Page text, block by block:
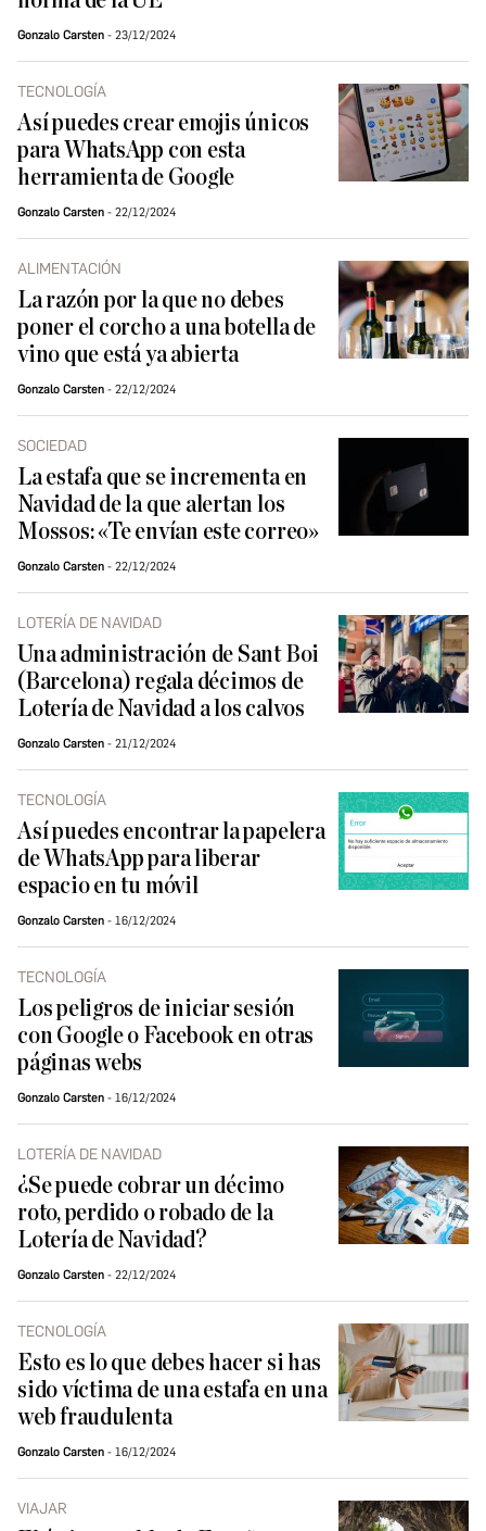
Gonzalo Carsten 23/12/2024
TECNOLOGÍA
Así puedes crear emojis únicos
para WhatsApp con esta
herramienta de Google
Gonzalo Carsten 22/12/2024
ALIMENTACIÓN
La razón por la que no debes
poner el corcho a una botella de
vino que está ya abierta
Gonzalo Carsten 22/12/2024
SOCIEDAD
La estafa que se incrementa en
Navidad de la que alertan los
Mossos: «Te envían este correo»
Gonzalo Carsten 22/12/2024
LOTERÍA DE NAVIDAD
Una administración de Sant Boi
(Barcelona) regala décimos de
Lotería de Navidad a los calvos
Gonzalo Carsten 21/12/2024
TECNOLOGÍA
Así puedes encontrar la papelera
de WhatsApp para liberar
espacio en tu móvil
Gonzalo Carsten 16/12/2024
TECNOLOGÍA
Los peligros de iniciar sesión
con Google o Facebook en otras
páginas webs
Gonzalo Carsten 16/12/2024
LOTERÍA DE NAVIDAD
¿Se puede cobrar un décimo
roto, perdido o robado de la
Lotería de Navidad?
Gonzalo Carsten 22/12/2024
TECNOLOGÍA
Esto es lo que debes hacer si has
sido víctima de una estafa en una
web fraudulenta
Gonzalo Carsten 16/12/2024
VIAJAR